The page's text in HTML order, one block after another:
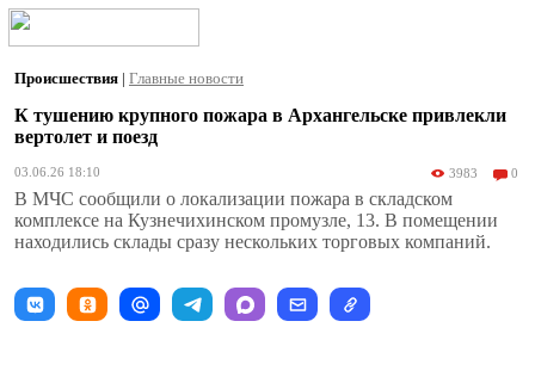
Происшествия | Главные новости
К тушению крупного пожара в Архангельске привлекли
вертолет и поезд
03.06.26 18:10 3983 0
В МЧС сообщили о локализации пожара в складском
комплексе на Кузнечихинском промузле, 13. В помещении
находились склады сразу нескольких торговых компаний.